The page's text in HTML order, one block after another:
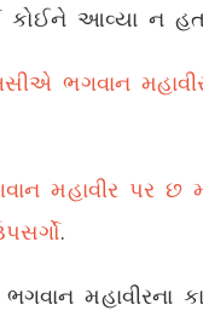
કોઈને આવ્યા ન
ભગવાન
મહાવીર પર છ
.
મહાવીરના